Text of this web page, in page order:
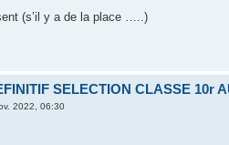
(s’il y a de la place …..)
SELECTION CLASSE 10r
2022, 06:30